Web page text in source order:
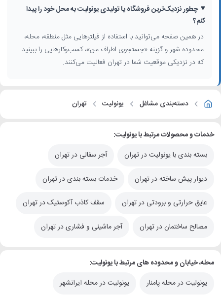
روی کیفیت سطح، مقاومت فشاری و طول عمر عایق تاثیرگذار است. با
مقایسه توضیحات کسب‌وکارها، می‌توانید بین کیفیت‌های مختلف یونولیت
فشرده و معمولی انتخاب آگاهانه‌تری داشته باشید.
مزایای استفاده از یونولیت برای پروژه‌های تهران
با توجه به تنوع اقلیمی و تراکم شهری، استفاده از یونولیت در ساختمان‌های
سبک، ارزان و ضربه‌گیر، جابه‌جایی کالا در سطح شهر و ارسال بین‌شهری را
ایمن‌تر می‌کند.
چطور نزدیک‌ترین فروشگاه یا تولیدی یونولیت به محل خود را پیدا
کنم؟
در همین صفحه می‌توانید با استفاده از فیلترهایی مثل منطقه، محله،
محدوده شهر و گزینه «جستجوی اطراف من»، کسب‌وکارهایی را ببینید
که در نزدیکی موقعیت شما در تهران فعالیت می‌کنند.
دسته‌بندی مشاغل یونولیت تهران
خدمات و محصولات مرتبط با یونولیت:
بسته بندی با یونولیت در تهران
آجر سفالی در تهران
دیوار پیش ساخته در تهران خدمات بسته بندی در تهران
عایق حرارتی و برودتی در تهران سقف کاذب آکوستیک در تهران
مصالح ساختمان در تهران آجر ماشینی و فشاری در تهران
محله، خیابان و محدوده های مرتبط با یونولیت:
یونولیت در محله پامنار
یونولیت در محله ایرانشهر